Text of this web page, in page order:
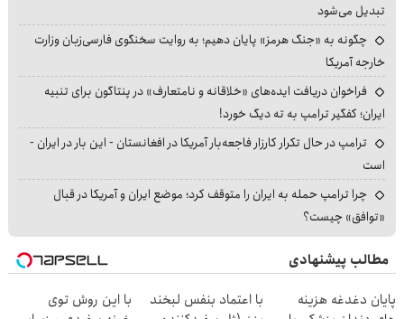
تبدیل می‌شود
چگونه به «جنگ هرمز» پایان دهیم؛ به روایت سخنگوی فارسی‌زبان وزارت
خارجه آمریکا
فراخوان دریافت ایده‌های «خلاقانه و نامتعارف» در پنتاگون برای تنبیه
ایران؛ کفگیر ترامپ به ته دیگ خورد!
ترامپ در حال تکرار کارزار فاجعه‌بار آمریکا در افغانستان - این بار در ایران -
است
چرا ترامپ حمله به ایران را متوقف کرد؛ موضع ایران و آمریکا در قبال
«توافق» چیست؟
مطالب پیشنهادی
پایان دغدغه هزینه
با اعتماد بنفس لبخند
با این روش توی